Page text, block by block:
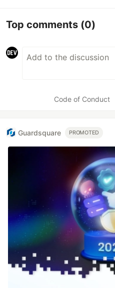
Top comments (0)
Code of Conduct
Guardsquare PROMOTED